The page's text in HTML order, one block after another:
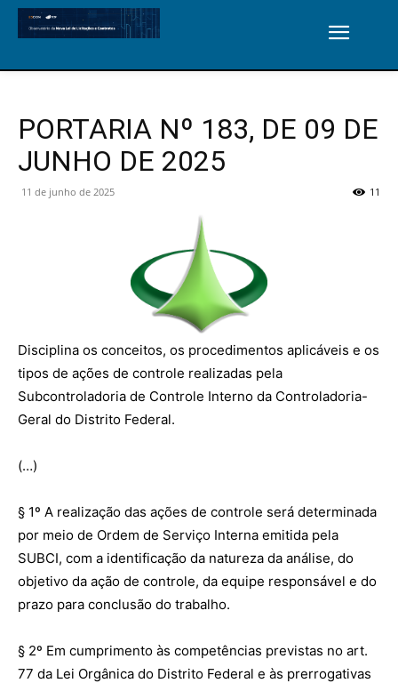
PORTARIA Nº 183, DE 09 DE
JUNHO DE 2025
11 de junho de 2025 11
Disciplina os conceitos, os procedimentos aplicáveis e os
tipos de ações de controle realizadas pela
Subcontroladoria de Controle Interno da Controladoria-
Geral do Distrito Federal.
(…)
§ 1º A realização das ações de controle será determinada
por meio de Ordem de Serviço Interna emitida pela
SUBCI, com a identificação da natureza da análise, do
objetivo da ação de controle, da equipe responsável e do
prazo para conclusão do trabalho.
§ 2º Em cumprimento às competências previstas no art.
77 da Lei Orgânica do Distrito Federal e às prerrogativas